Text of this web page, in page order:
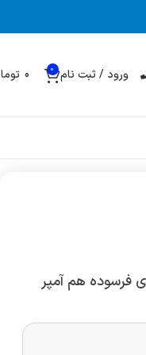
ورود / ثبت نام 0
فرسوده هم آمپر